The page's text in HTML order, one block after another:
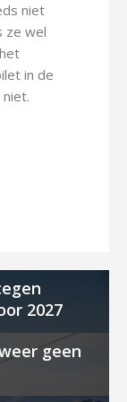
niet
ze wel
in de
2027
geen